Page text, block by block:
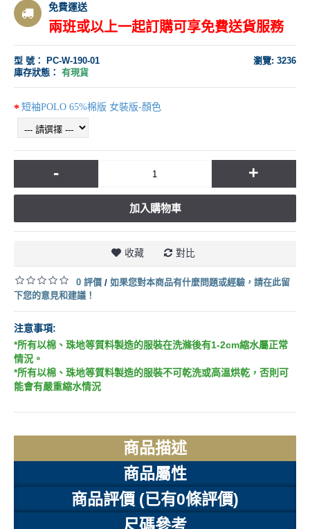
免費運送
兩班或以上一起訂購可享免費送貨服務
瀏覽: 3236
型 號：
PC-W-190-01
庫存狀態： 有現貨
短袖POLO 65%棉版 女裝版-顏色
- +
加入購物車
收藏 對比
0 評價 / 如果您對本商品有什麼問題或經驗，請在此留
下您的意見和建議！
注意事項:
*所有以棉、珠地等質料製造的服裝在洗滌後有1-2cm縮水屬正常
情況。
*所有以棉、珠地等質料製造的服裝不可乾洗或高溫烘乾，否則可
能會有嚴重縮水情況
商品描述
商品屬性
商品評價 (已有0條評價)
尺碼參考